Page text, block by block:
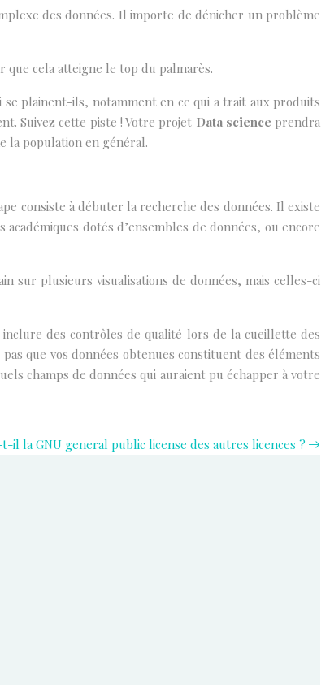
des données. Il importe de dénicher un problème
cela atteigne le top du palmarès.
plainent-ils, notamment en ce qui a trait aux produits
Suivez cette piste ! Votre projet Data science prendra
la population en général.
consiste à débuter la recherche des données. Il existe
dotés d’ensembles de données, ou encore
sur plusieurs visualisations de données, mais celles-ci
des contrôles de qualité lors de la cueillette des
que vos données obtenues constituent des éléments
champs de données qui auraient pu échapper à votre
la GNU general public license des autres licences ?